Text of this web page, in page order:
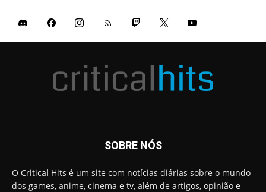
SOBRE NÓS
O Critical Hits é um site com notícias diárias sobre o mundo
dos games, anime, cinema e tv, além de artigos, opinião e